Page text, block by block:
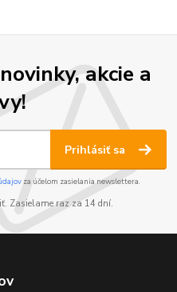
akcie a
Prihlásiť sa
za účelom zasielania newslettera.
Zasielame raz za 14 dní.